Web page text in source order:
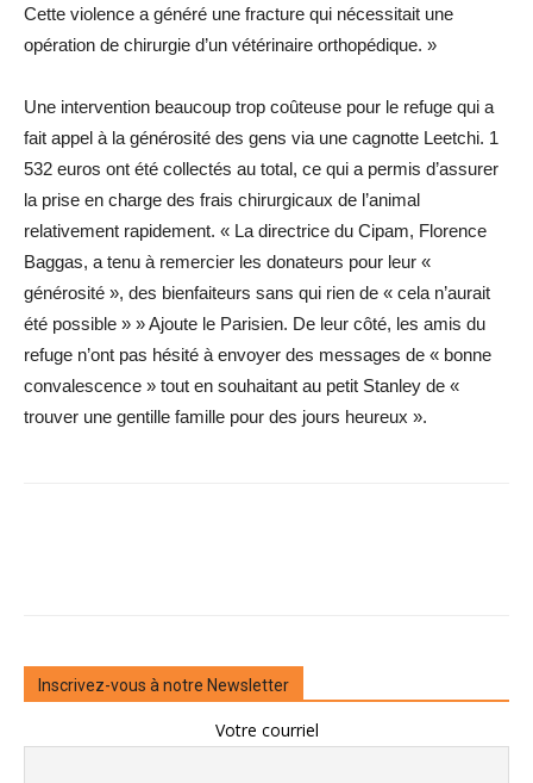
Cette violence a généré une fracture qui nécessitait une
opération de chirurgie d’un vétérinaire orthopédique. »
Une intervention beaucoup trop coûteuse pour le refuge qui a
fait appel à la générosité des gens via une cagnotte Leetchi. 1
532 euros ont été collectés au total, ce qui a permis d’assurer
la prise en charge des frais chirurgicaux de l’animal
relativement rapidement. « La directrice du Cipam, Florence
Baggas, a tenu à remercier les donateurs pour leur «
générosité », des bienfaiteurs sans qui rien de « cela n’aurait
été possible » » Ajoute le Parisien. De leur côté, les amis du
refuge n’ont pas hésité à envoyer des messages de « bonne
convalescence » tout en souhaitant au petit Stanley de «
trouver une gentille famille pour des jours ­heureux ».
Inscrivez-vous à notre Newsletter
Votre courriel